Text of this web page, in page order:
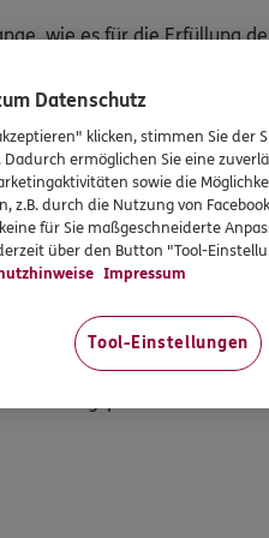
wie es für die Erfüllung
Ihre Daten gelöscht.
personenbezogenen
Ablauf von sechs
Agentur betreut
Daten
bestehen
Datenschutz
klicken, stimmen Sie der
ermöglichen Sie eine
sowie die
z.B. durch die Nutzung von
für Sie maßgeschneiderte
über den Button "Tool-
Impressum
Tool-Einstellungen